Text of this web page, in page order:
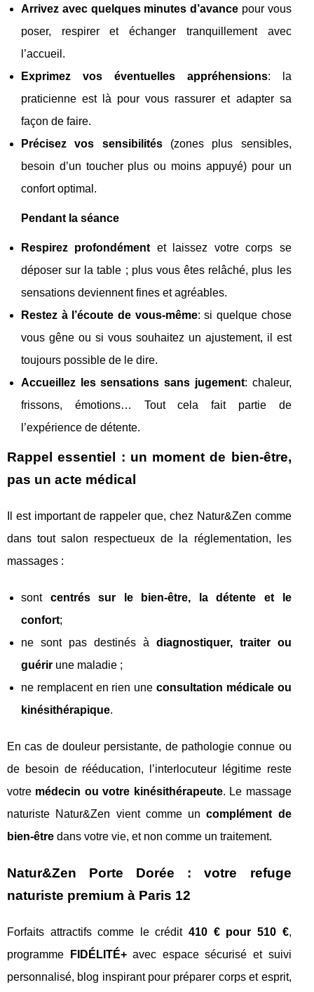
Arrivez avec quelques minutes d’avance pour vous
poser, respirer et échanger tranquillement avec
l’accueil.
Exprimez vos éventuelles appréhensions: la
praticienne est là pour vous rassurer et adapter sa
façon de faire.
Précisez vos sensibilités(zones plus sensibles,
besoin d’un toucher plus ou moins appuyé) pour un
confort optimal.
Pendant la séance
Respirez profondément et laissez votre corps se
déposer sur la table ; plus vous êtes relâché, plus les
sensations deviennent fines et agréables.
Restez à l’écoute de vous-même: si quelque chose
vous gêne ou si vous souhaitez un ajustement, il est
toujours possible de le dire.
Accueillez les sensations sans jugement: chaleur,
frissons, émotions… Tout cela fait partie de
l’expérience de détente.
Rappel essentiel : un moment de bien-être,
pas un acte médical
Il est important de rappeler que, chez Natur&Zen comme
dans tout salon respectueux de la réglementation, les
massages :
sont centrés sur le bien-être, la détente et le
confort;
ne sont pas destinés à diagnostiquer, traiter ou
guérir une maladie ;
ne remplacent en rien une consultation médicale ou
kinésithérapique.
En cas de douleur persistante, de pathologie connue ou
de besoin de rééducation, l’interlocuteur légitime reste
votre médecin ou votre kinésithérapeute. Le massage
naturiste Natur&Zen vient comme uncomplément de
bien-être dans votre vie, et non comme un traitement.
Natur&Zen Porte Dorée : votre refuge
naturiste premium à Paris 12
Forfaits attractifs comme le crédit410 € pour 510 €,
programme
FIDÉLITÉ+avec espace sécurisé et suivi
personnalisé, blog inspirant pour préparer corps et esprit,